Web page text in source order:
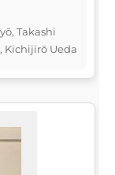
Takashi
Kichijirō Ueda